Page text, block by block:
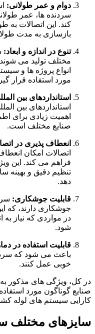
دوام و عمر طولانی:
سردنده ها، عمر
کند. این اتصالات به
بازسازی به مدت
تنوع در اندازه و ابعاد:
مختلف تولید می
انواع پروژه ها و
مورد استفاده قرار
استانداردهای بین
استانداردهای بین
اهمیت زیادی برای
صنایع مختلف است.
انعطاف پذیری در
اتصالات امکان
فراهم می کند. این
تنظیم دقیق و
دهد.
قابلیت جوشکاری:
جوشکاری دارند، که
در مواردی که نیاز
شود.
قابلیت استفاده در
باعث می شود که
خوبی عمل کنند.
در کل، ویژگی های مذکور به
صنایع گوناگون مورد
کارایی سیستم های لوله
سایزهای مختلف